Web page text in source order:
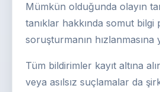
Mümkün olduğunda olayın
tanıklar hakkında somut bilgi
soruşturmanın hızlanmasına
Tüm bildirimler kayıt altına
veya asılsız suçlamalar da